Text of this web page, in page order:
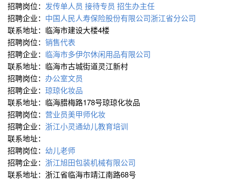
招聘岗位： 发传单人员 接待专员 招生办主任
招聘企业： 中国人民人寿保险股份有限公司浙江省分公司
联系地址：临海市建设大楼4楼
招聘岗位： 销售代表
招聘企业： 临海市多伊尔休闲用品有限公司
联系地址：临海市古城街道灵江新村
招聘岗位： 办公室文员
招聘企业： 琼琼化妆品
联系地址：临海腊梅路178号琼琼化妆品
招聘岗位： 营业员美甲师化妆
招聘企业： 浙江小灵通幼儿教育培训
联系地址：
招聘岗位： 幼儿老师
招聘企业： 浙江旭田包装机械有限公司
联系地址：浙江省临海市靖江南路68号